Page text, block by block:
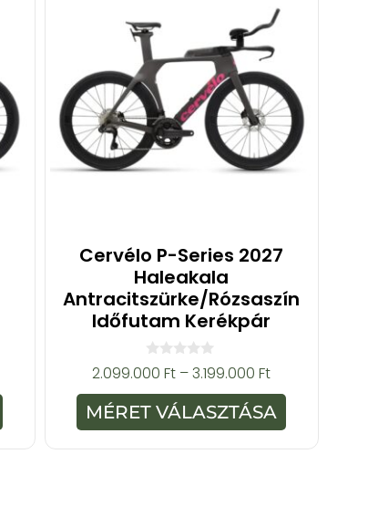
Cervélo P-Series 2027
Haleakala
Antracitszürke/rózsaszín
Időfutam Kerékpár
0
a
z
5
-
b
2.099.000Ft –3.199.000Ft
MÉRET VÁLASZTÁSA